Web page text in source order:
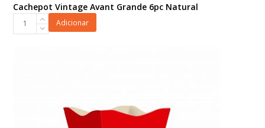
Cachepot Vintage Avant Grande 6pc Natural
Cachepot
Adicionar